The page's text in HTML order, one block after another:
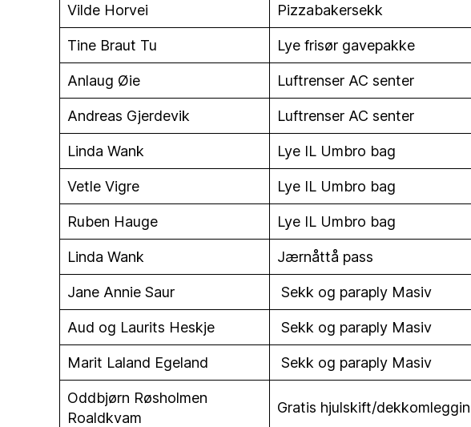
Vilde Horvei Pizzabakersekk
Tine Braut Tu Lye frisør gavepakke
Anlaug Øie Luftrenser AC senter
Andreas Gjerdevik Luftrenser AC senter
Linda Wank Lye IL Umbro bag
Vetle Vigre Lye IL Umbro bag
Ruben Hauge Lye IL Umbro bag
Linda Wank Jærnåttå pass
Jane Annie Saur Sekk og paraply Masiv
Aud og Laurits Heskje Sekk og paraply Masiv
Marit Laland Egeland Sekk og paraply Masiv
Oddbjørn Røsholmen
Roaldkvam
Gratis hjulskift/